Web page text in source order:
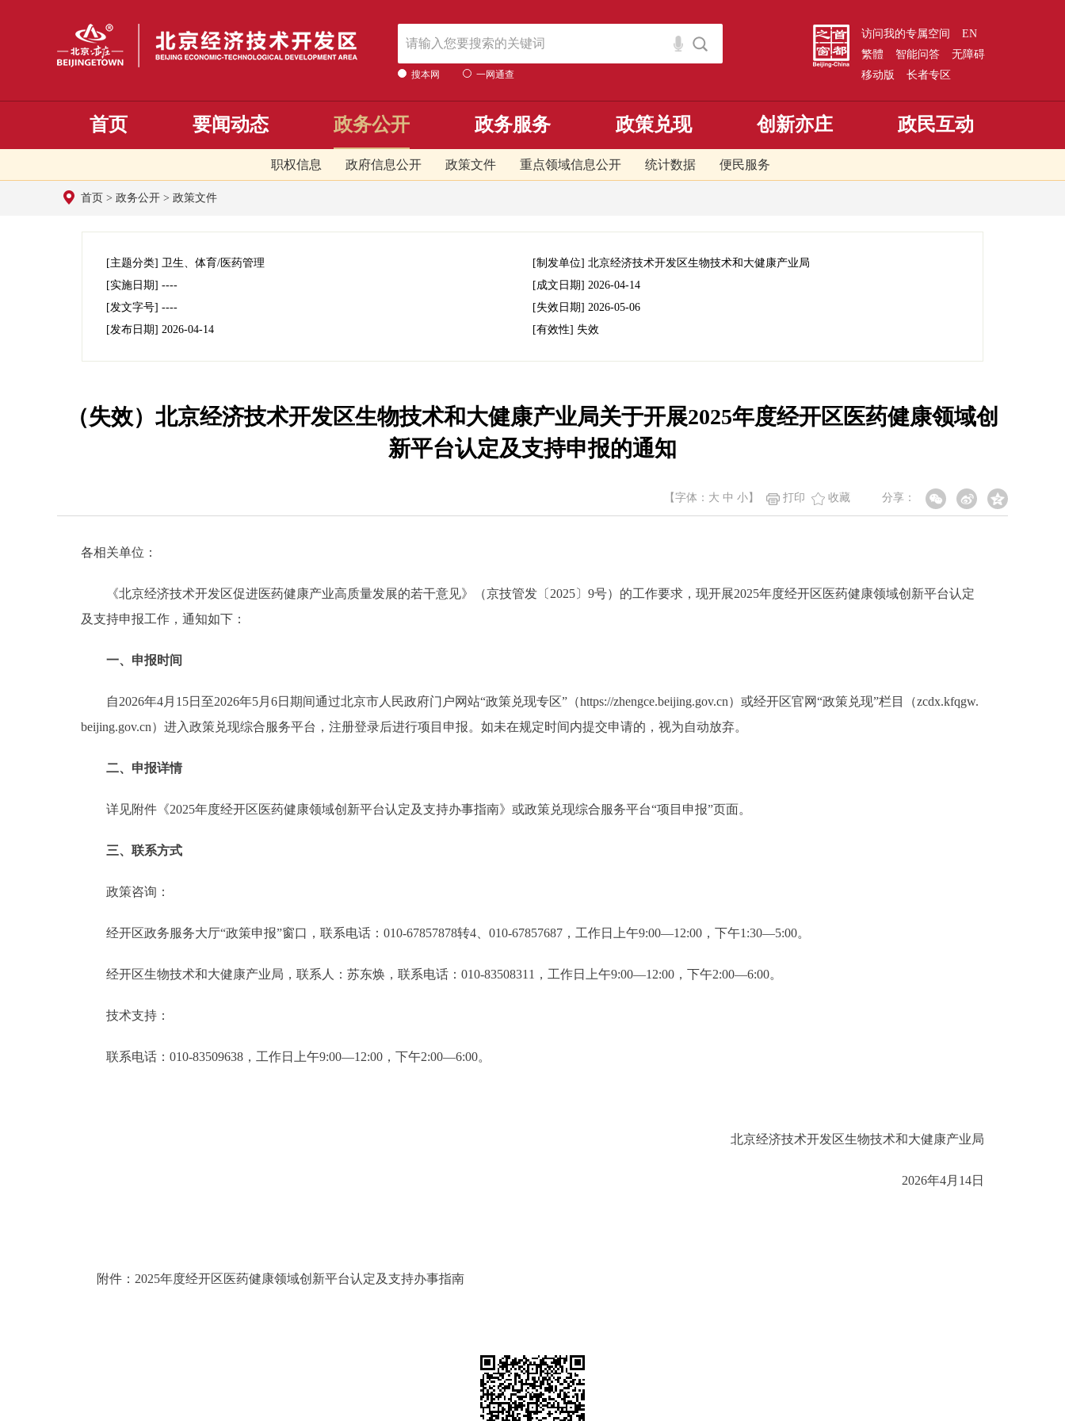
搜本网 一网通查
访问我的专属空间
EN
繁體
智能问答
无障碍
移动版
长者专区
首页 要闻动态 政务公开
职权信息 政府信息公开 政策文件 重点领域信息公开 统计数据 便民服务
政务服务 政策兑现 创新亦庄 政民互动
首页 > 政务公开 > 政策文件
[主题分类] 卫生、体育/医药管理 [制发单位] 北京经济技术开发区生物技术和大健康产业局
[实施日期] ---- [成文日期] 2026-04-14
[发文字号] ---- [失效日期] 2026-05-06
[发布日期] 2026-04-14 [有效性] 失效
（失效）北京经济技术开发区生物技术和大健康产业局关于开展2025年度经开区医药健康领域创
新平台认定及支持申报的通知
分享：
【字体： 大 中 小 】 打印 收藏
各相关单位：
《北京经济技术开发区促进医药健康产业高质量发展的若干意见》（京技管发〔2025〕9号）的工作要求，现开展2025年度经开区医药健康领域创新平台认定
及支持申报工作，通知如下：
一、申报时间
自2026年4月15日至2026年5月6日期间通过北京市人民政府门户网站“政策兑现专区”（https://zhengce.beijing.gov.cn）或经开区官网“政策兑现”栏目（zcdx.kfqgw.
beijing.gov.cn）进入政策兑现综合服务平台，注册登录后进行项目申报。如未在规定时间内提交申请的，视为自动放弃。
二、申报详情
详见附件《2025年度经开区医药健康领域创新平台认定及支持办事指南》或政策兑现综合服务平台“项目申报”页面。
三、联系方式
政策咨询：
经开区政务服务大厅“政策申报”窗口，联系电话：010-67857878转4、010-67857687，工作日上午9:00—12:00，下午1:30—5:00。
经开区生物技术和大健康产业局，联系人：苏东焕，联系电话：010-83508311，工作日上午9:00—12:00，下午2:00—6:00。
技术支持：
联系电话：010-83509638，工作日上午9:00—12:00，下午2:00—6:00。
北京经济技术开发区生物技术和大健康产业局
2026年4月14日
附件：2025年度经开区医药健康领域创新平台认定及支持办事指南